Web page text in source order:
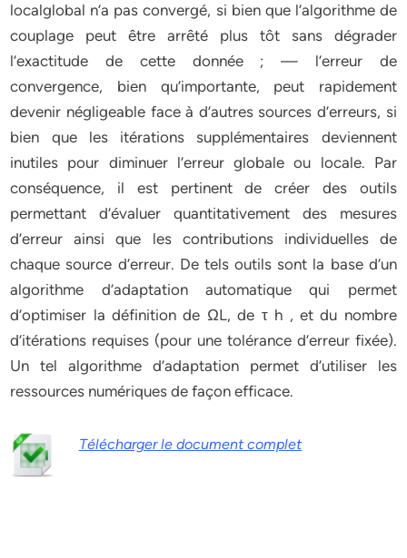
localglobal n’a pas convergé, si bien que l’algorithme de
couplage peut être arrêté plus tôt sans dégrader
l’exactitude de cette donnée ; — l’erreur de
convergence, bien qu’importante, peut rapidement
devenir négligeable face à d’autres sources d’erreurs, si
bien que les itérations supplémentaires deviennent
inutiles pour diminuer l’erreur globale ou locale. Par
conséquence, il est pertinent de créer des outils
permettant d’évaluer quantitativement des mesures
d’erreur ainsi que les contributions individuelles de
chaque source d’erreur. De tels outils sont la base d’un
algorithme d’adaptation automatique qui permet
d’optimiser la définition de ΩL, de τ h , et du nombre
d’itérations requises (pour une tolérance d’erreur fixée).
Un tel algorithme d’adaptation permet d’utiliser les
ressources numériques de façon efficace.
Télécharger le document complet